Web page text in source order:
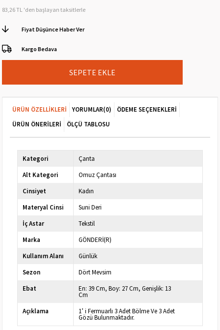
83,26 TL 'den başlayan taksitlerle
Fiyat Düşünce Haber Ver
Kargo Bedava
ÜRÜN ÖZELLIKLERI YORUMLAR(0)
ÖDEME SEÇENEKLERI
ÜRÜN ÖNERILERI
ÖLÇÜ TABLOSU
Kategori
Çanta
Alt Kategori
Omuz Çantası
Cinsiyet
Kadın
Materyal Cinsi
Suni Deri
İç Astar
Tekstil
Marka
GÖNDERİ(R)
Kullanım Alanı
Günlük
Sezon
Dört Mevsim
Ebat
En: 39 Cm, Boy: 27 Cm, Genişlik: 13
Cm
Açıklama
1’ i Fermuarlı 3 Adet Bölme Ve 3 Adet
Gözü Bulunmaktadır.